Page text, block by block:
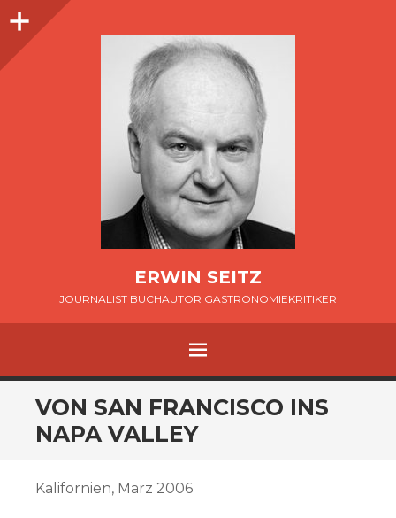
Seitenleiste
ERWIN SEITZ
JOURNALIST BUCHAUTOR GASTRONOMIEKRITIKER
MENÜ
ZUM
INHALT
SPRINGEN
VON SAN FRANCISCO INS
NAPA VALLEY
Kalifornien, März 2006